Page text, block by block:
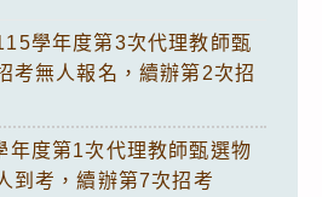
學年度第3次代理教師甄
考無人報名，續辦第2次招
年度第1次代理教師甄選物
到考，續辦第7次招考